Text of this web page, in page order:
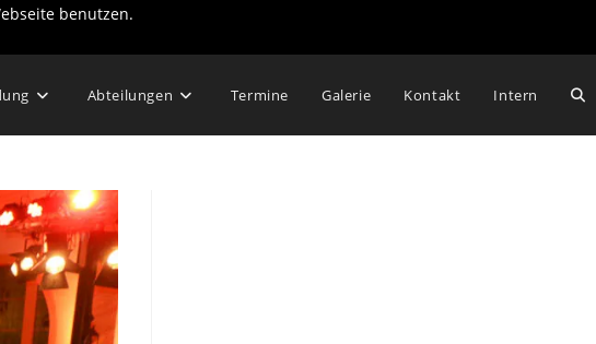
benutzen.
Abteilungen Termine Galerie Kontakt Intern